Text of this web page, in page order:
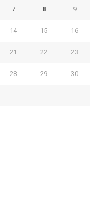
7 8 9
14 15 16
21 22 23
28 29 30